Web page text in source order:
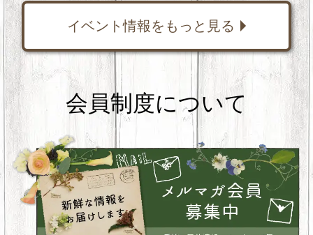
イベント情報をもっと見る
会員制度について